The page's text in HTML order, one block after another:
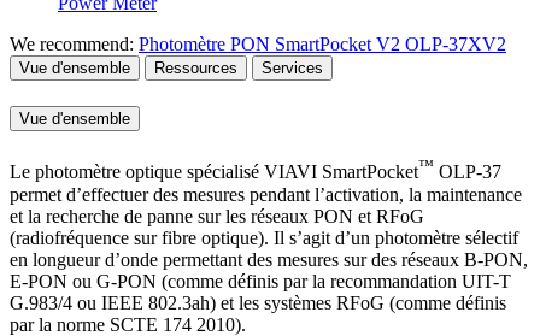
We recommend: Photomètre PON SmartPocket V2 OLP-37XV2
Vue d'ensemble Ressources Services
Vue d'ensemble
Le photomètre optique spécialisé VIAVI SmartPocket™ OLP-37
permet d’effectuer des mesures pendant l’activation, la maintenance
et la recherche de panne sur les réseaux PON et RFoG
(radiofréquence sur fibre optique). Il s’agit d’un photomètre sélectif
en longueur d’onde permettant des mesures sur des réseaux B-PON,
E-PON ou G-PON (comme définis par la recommandation UIT-T
G.983/4 ou IEEE 802.3ah) et les systèmes RFoG (comme définis
par la norme SCTE 174 2010).